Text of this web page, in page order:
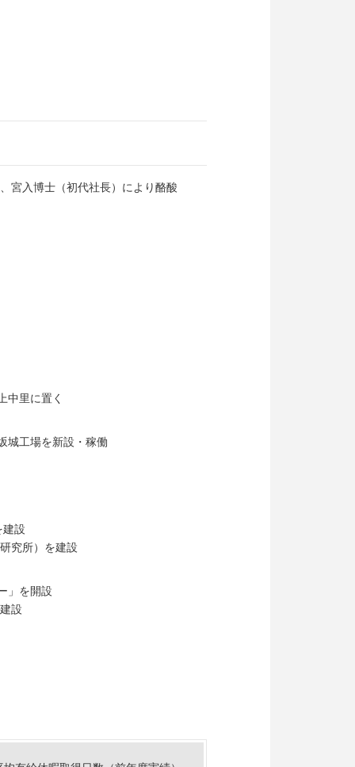
宮入博士（初代社長）により酪酸
中里に置く
城工場を新設・稼働
建設
究所）を建設
」を開設
設